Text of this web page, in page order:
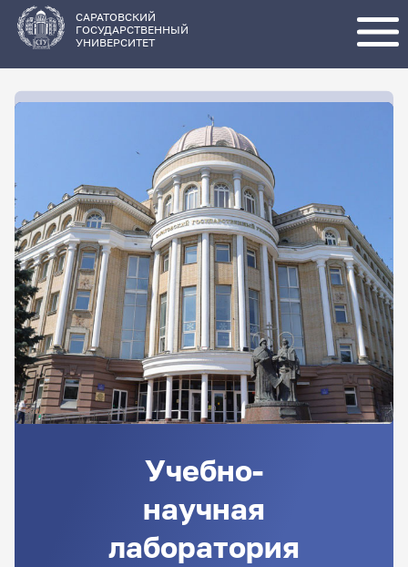
основному
содержанию
САРАТОВСКИЙ
ГОСУДАРСТВЕННЫЙ
УНИВЕРСИТЕТ
Учебно-
научная
лаборатория